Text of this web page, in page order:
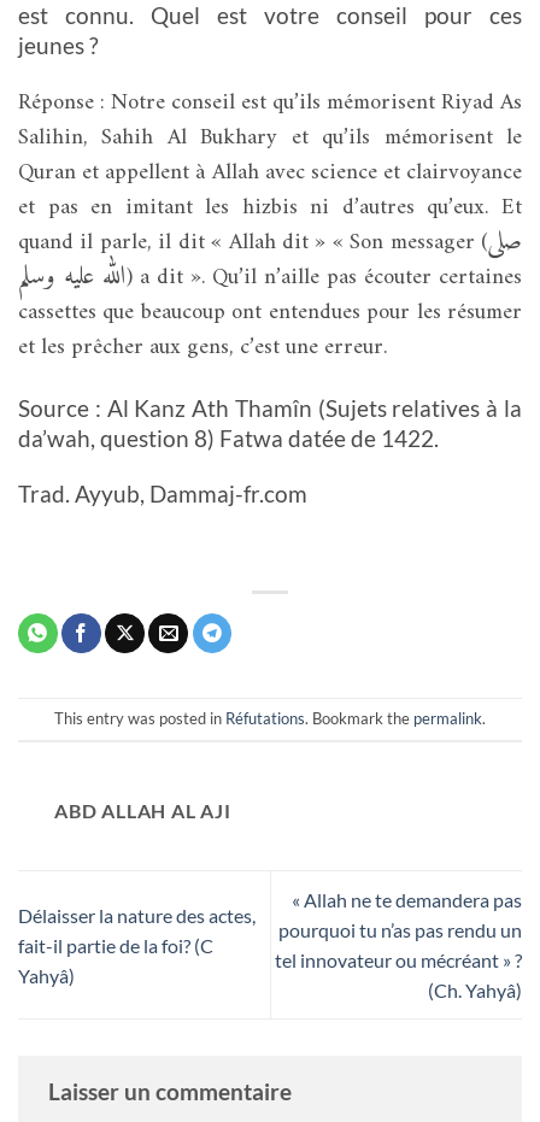
est connu. Quel est votre conseil pour ces
jeunes ?
Réponse : Notre conseil est qu’ils mémorisent Riyad As
Salihin, Sahih Al Bukhary et qu’ils mémorisent le
Quran et appellent à Allah avec science et clairvoyance
et pas en imitant les hizbis ni d’autres qu’eux. Et
quand il parle, il dit « Allah dit » « Son messager (صلى
الله عليه وسلم) a dit ». Qu’il n’aille pas écouter certaines
cassettes que beaucoup ont entendues pour les résumer
et les prêcher aux gens, c’est une erreur.
Source : Al Kanz Ath Thamîn (Sujets relatives à la
da’wah, question 8) Fatwa datée de 1422.
Trad. Ayyub, Dammaj-fr.com
This entry was posted in Réfutations. Bookmark the permalink.
ABD ALLAH AL AJI
Délaisser la nature des actes,
fait-il partie de la foi? (C
Yahyâ)
« Allah ne te demandera pas
pourquoi tu n’as pas rendu un
tel innovateur ou mécréant » ?
(Ch. Yahyâ)
Laisser un commentaire